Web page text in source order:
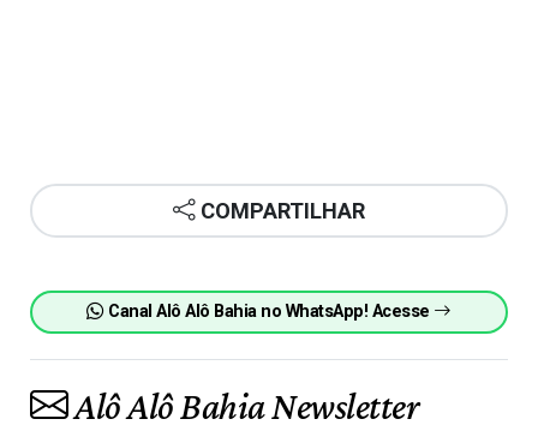
COMPARTILHAR
Canal Alô Alô Bahia no WhatsApp! Acesse
Alô Alô Bahia Newsletter